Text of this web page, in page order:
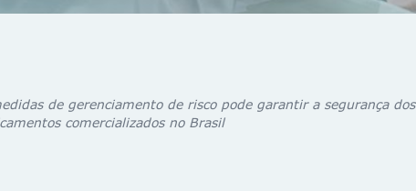
de gerenciamento de risco pode garantir a segurança dos
comercializados no Brasil